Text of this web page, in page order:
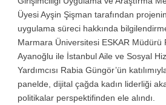
Üyesi Ayşin Şişman tarafından
uygulama süreci hakkında
Marmara Üniversitesi ESKAR Müdürü
Ayanoğlu ile İstanbul Aile ve Sosyal
Yardımcısı Rabia Güngör’ün
panelde, dijital çağda kadın liderliği
politikalar perspektifinden ele alındı.